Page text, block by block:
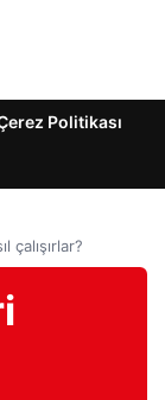
Politikası
çalışırlar?